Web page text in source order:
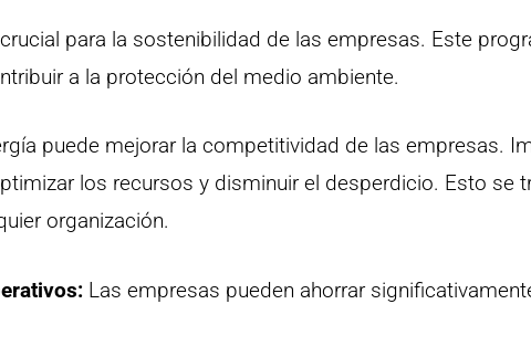
para la sostenibilidad de las empresas. Este
a la protección del medio ambiente.
puede mejorar la competitividad de las empresas.
los recursos y disminuir el desperdicio. Esto se
organización.
Las empresas pueden ahorrar